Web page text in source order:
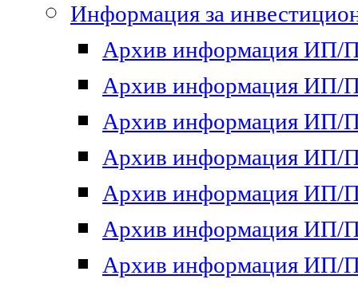
Информация за
Архив информация ИП/
Архив информация ИП/
Архив информация ИП/
Архив информация ИП/
Архив информация ИП/
Архив информация ИП/
Архив информация ИП/